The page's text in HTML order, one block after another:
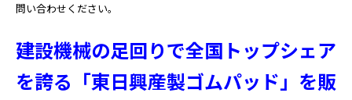
問い合わせください。
建設機械の足回りで全国トップシェア
を誇る「東日興産製ゴムパッド」を販